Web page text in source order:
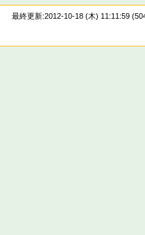
最終更新:2012-10-18 (木) 11:11:59